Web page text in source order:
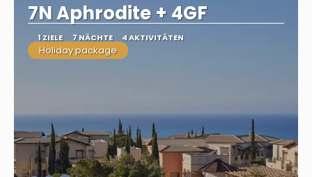
7N Aphrodite + 4GF
1 ZIELE 7 NÄCHTE 4 AKTIVITÄTEN
Holiday package